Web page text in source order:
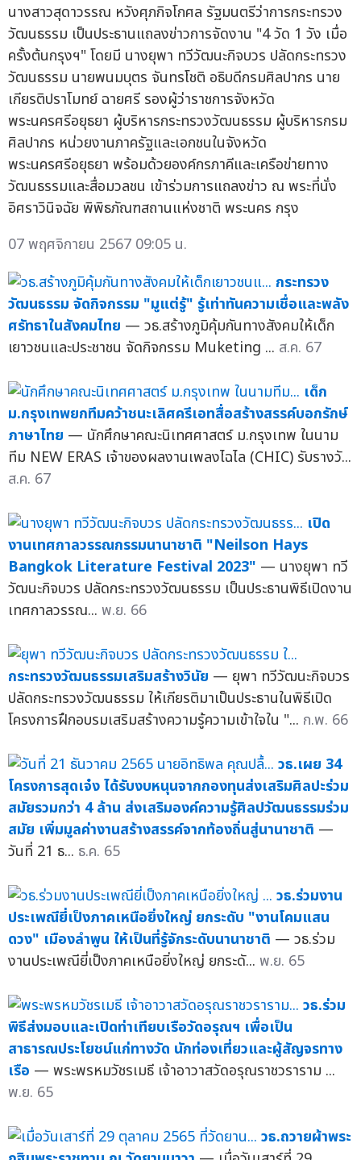
นางสาวสุดาวรรณ หวังศุภกิจโกศล รัฐมนตรีว่าการกระทรวง
วัฒนธรรม เป็นประธานแถลงข่าวการจัดงาน "4 วัด 1 วัง เมื่อ
ครั้งต้นกรุงฯ" โดยมี นางยุพา ทวีวัฒนะกิจบวร ปลัดกระทรวง
วัฒนธรรม นายพนมบุตร จันทรโชติ อธิบดีกรมศิลปากร นาย
เกียรติปราโมทย์ ฉายศรี รองผู้ว่าราชการจังหวัด
พระนครศรีอยุธยา ผู้บริหารกระทรวงวัฒนธรรม ผู้บริหารกรม
ศิลปากร หน่วยงานภาครัฐและเอกชนในจังหวัด
พระนครศรีอยุธยา พร้อมด้วยองค์กรภาคีและเครือข่ายทาง
วัฒนธรรมและสื่อมวลชน เข้าร่วมการแถลงข่าว ณ พระที่นั่ง
อิศราวินิจฉัย พิพิธภัณฑสถานแห่งชาติ พระนคร กรุง
07 พฤศจิกายน 2567 09:05 น.
กระทรวง
วัฒนธรรม จัดกิจกรรม "มูแต่รู้" รู้เท่าทันความเชื่อและพลัง
ศรัทธาในสังคมไทย — วธ.สร้างภูมิคุ้มกันทางสังคมให้เด็ก
เยาวชนและประชาชน จัดกิจกรรม Muketing ... ส.ค. 67
เด็ก
ม.กรุงเทพยกทีมคว้าชนะเลิศครีเอทสื่อสร้างสรรค์บอกรักษ์
ภาษาไทย — นักศึกษาคณะนิเทศศาสตร์ ม.กรุงเทพ ในนาม
ทีม NEW ERAS เจ้าของผลงานเพลงไฉไล (CHIC) รับรางวั...
ส.ค. 67
เปิด
งานเทศกาลวรรณกรรมนานาชาติ "Neilson Hays
Bangkok Literature Festival 2023" — นางยุพา ทวี
วัฒนะกิจบวร ปลัดกระทรวงวัฒนธรรม เป็นประธานพิธีเปิดงาน
เทศกาลวรรณ... พ.ย. 66
กระทรวงวัฒนธรรมเสริมสร้างวินัย — ยุพา ทวีวัฒนะกิจบวร
ปลัดกระทรวงวัฒนธรรม ให้เกียรติมาเป็นประธานในพิธีเปิด
โครงการฝึกอบรมเสริมสร้างความรู้ความเข้าใจใน "... ก.พ. 66
วธ.เผย 34
โครงการสุดเจ๋ง ได้รับงบหนุนจากกองทุนส่งเสริมศิลปะร่วม
สมัยรวมกว่า 4 ล้าน ส่งเสริมองค์ความรู้ศิลปวัฒนธรรมร่วม
สมัย เพิ่มมูลค่างานสร้างสรรค์จากท้องถิ่นสู่นานาชาติ —
วันที่ 21 ธ... ธ.ค. 65
วธ.ร่วมงาน
ประเพณียี่เป็งภาคเหนือยิ่งใหญ่ ยกระดับ "งานโคมแสน
ดวง" เมืองลำพูน ให้เป็นที่รู้จักระดับนานาชาติ — วธ.ร่วม
งานประเพณียี่เป็งภาคเหนือยิ่งใหญ่ ยกระดั... พ.ย. 65
วธ.ร่วม
พิธีส่งมอบและเปิดท่าเทียบเรือวัดอรุณฯ เพื่อเป็น
สาธารณประโยชน์แก่ทางวัด นักท่องเที่ยวและผู้สัญจรทาง
เรือ — พระพรหมวัชรเมธี เจ้าอาวาสวัดอรุณราชวราราม ...
พ.ย. 65
วธ.ถวายผ้าพระ